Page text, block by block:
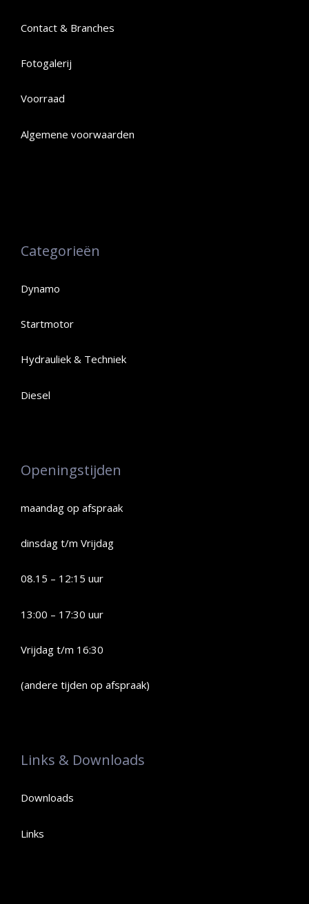
Contact & Branches
Fotogalerij
Voorraad
Algemene voorwaarden
Categorieën
Dynamo
Startmotor
Hydrauliek & Techniek
Diesel
Openingstijden
maandag op afspraak
dinsdag t/m Vrijdag
08.15 – 12:15 uur
13:00 – 17:30 uur
Vrijdag t/m 16:30
(andere tijden op afspraak)
Links & Downloads
Downloads
Links